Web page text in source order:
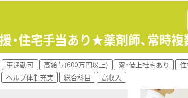
住宅手当あり★薬剤師、常時複
車通勤可 高給与(600万円以上) 寮・借上社宅あり
ヘルプ体制充実 総合科目 高収入